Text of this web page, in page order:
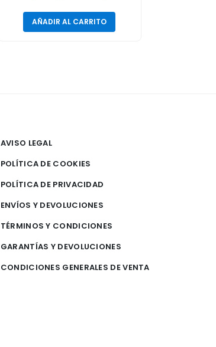
AÑADIR AL CARRITO
AVISO LEGAL
POLÍTICA DE COOKIES
POLÍTICA DE PRIVACIDAD
ENVÍOS Y DEVOLUCIONES
TÉRMINOS Y CONDICIONES
GARANTÍAS Y DEVOLUCIONES
CONDICIONES GENERALES DE VENTA